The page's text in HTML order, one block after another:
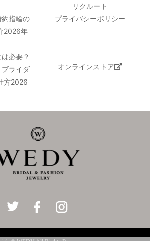
指輪の
2026年
必要？
ライダ
方2026
リクルート
プライバシーポリシー
オンラインストア